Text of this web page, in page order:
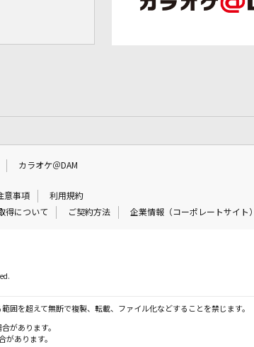
カラオケ＠DAM
意事項
利用規約
得について ご契約方法 企業情報（コーポレートサイト）
囲を超えて無断で複製、転載、ファイル化などすることを禁じます。
があります。
があります。